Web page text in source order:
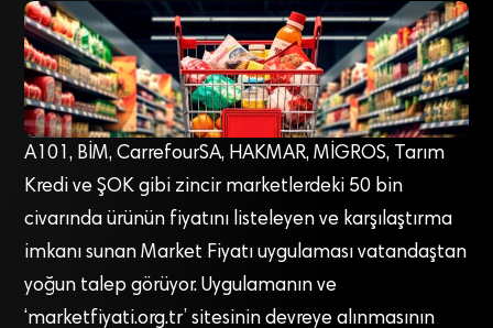
A101, BİM, CarrefourSA, HAKMAR, MİGROS, Tarım
Kredi ve ŞOK gibi zincir marketlerdeki 50 bin
civarında ürünün fiyatını listeleyen ve karşılaştırma
imkanı sunan Market Fiyatı uygulaması vatandaştan
yoğun talep görüyor. Uygulamanın ve
‘marketfiyati.org.tr’ sitesinin devreye alınmasının